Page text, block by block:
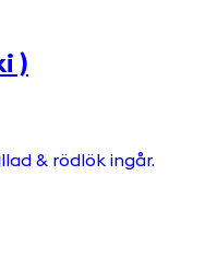
)
& rödlök ingår.